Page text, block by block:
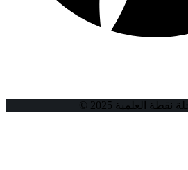
العلمية 2025 ©